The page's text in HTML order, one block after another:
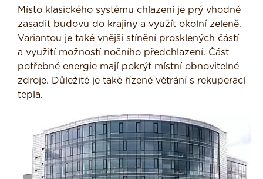
Místo klasického systému chlazení je prý vhodné
zasadit budovu do krajiny a využít okolní zeleně.
Variantou je také vnější stínění prosklených částí
a využití možností nočního předchlazení. Část
potřebné energie mají pokrýt místní obnovitelné
zdroje. Důležité je také řízené větrání s rekuperací
tepla.